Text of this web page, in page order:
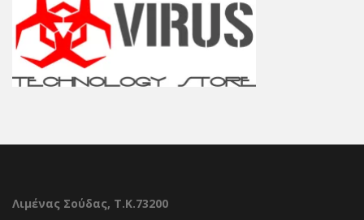
Λιμένας Σούδας, Τ.Κ.73200